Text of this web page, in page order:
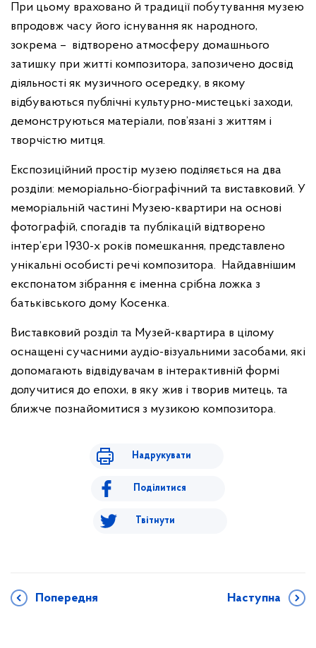
При цьому враховано й традиції побутування музею
впродовж часу його існування як народного,
зокрема – відтворено атмосферу домашнього
затишку при житті композитора, запозичено досвід
діяльності як музичного осередку, в якому
відбуваються публічні культурно-мистецькі заходи,
демонструються матеріали, пов’язані з життям і
творчістю митця.
Експозиційний простір музею поділяється на два
розділи: меморіально-біографічний та виставковий. У
меморіальній частині Музею-квартири на основі
фотографій, спогадів та публікацій відтворено
інтер’єри 1930-х років помешкання, представлено
унікальні особисті речі композитора. Найдавнішим
експонатом зібрання є іменна срібна ложка з
батьківського дому Косенка.
Виставковий розділ та Музей-квартира в цілому
оснащені сучасними аудіо-візуальними засобами, які
допомагають відвідувачам в інтерактивній формі
долучитися до епохи, в яку жив і творив митець, та
ближче познайомитися з музикою композитора.
Надрукувати
Поділитися
Твітнути
Попередня Наступна